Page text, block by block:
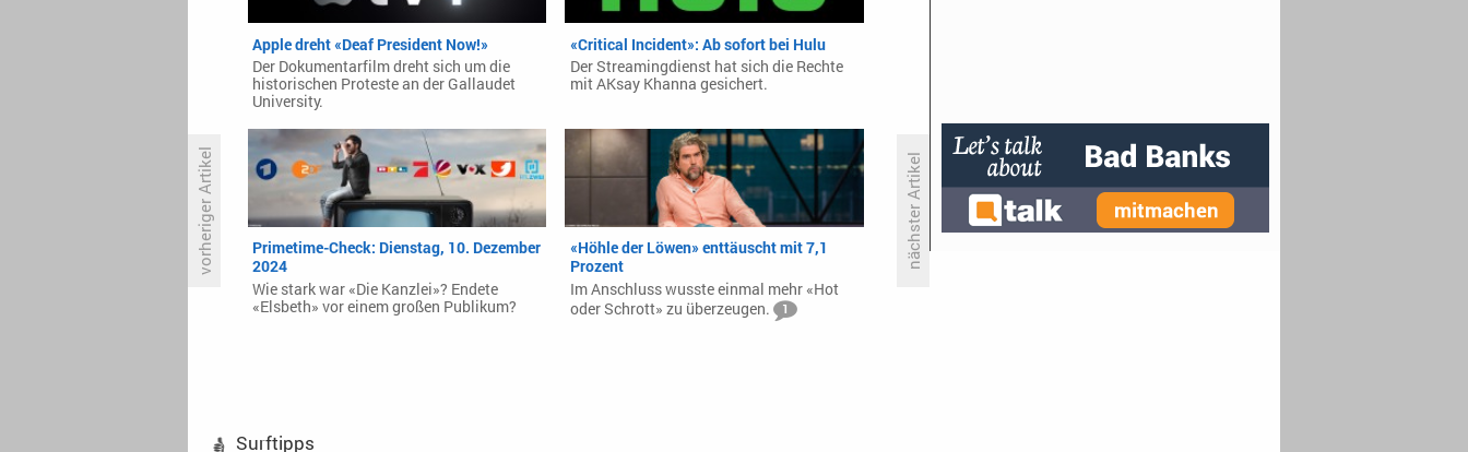
vorheriger Artikel
Das Erste fragt: ‚Wer profitiert
vom großem Bluff?‘
nächster Artikel
Jessica Alba renoviert weiter
Apple dreht «Deaf President Now!»
Der Dokumentarfilm dreht sich um die
historischen Proteste an der Gallaudet
University.
«Critical Incident»: Ab sofort bei Hulu
Der Streamingdienst hat sich die Rechte
mit AKsay Khanna gesichert.
Primetime-Check: Dienstag, 10. Dezember
2024
Wie stark war «Die Kanzlei»? Endete
«Elsbeth» vor einem großen Publikum?
«Höhle der Löwen» enttäuscht mit 7,1
Prozent
Im Anschluss wusste einmal mehr «Hot
oder Schrott» zu überzeugen.
1
Surftipps